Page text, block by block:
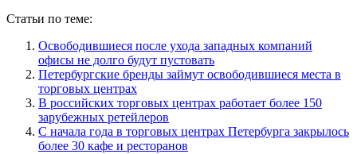
Статьи по теме:
Освободившиеся после ухода западных компаний
офисы не долго будут пустовать
Петербургские бренды займут освободившиеся места в
торговых центрах
В российских торговых центрах работает более 150
зарубежных ретейлеров
С начала года в торговых центрах Петербурга закрылось
более 30 кафе и ресторанов